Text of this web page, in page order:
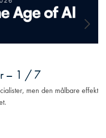
– 1 / 7
men den målbare effekt